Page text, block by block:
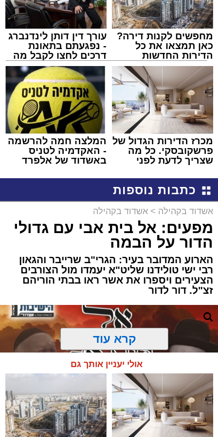
מחפשים לקנות דירה?
כאן תמצאו את כל
הדירות החדשות
למכירה באשדוד >>>
עורך דין דותן לינדנברג
- נפגעתם בתאונת
דרכים לחצו לקבל מה
שמגיע לכם
מכרז הדירות הגדול של
פרשקובסקי. כל מה
שצריך לדעת לפני
באשדוד
המלצה חמה להרשמה
- האקדמיה לטניס
באשדוד של אלפרד
כתבות נוספות
אשדוד בקהילה > אשדוד בקהילה
מפעים: אל בית אבי עם גדולי
הדור על הבמה
הארוע המדובר בעיר: הגרי"ב שרייבר והגאון
רבי ישי טולידנו שליט"א יעמדו מול הצורבים
הצעירים ויספרו את אשר ראו בבתי הוריהם
זצ"ל. דור לדור
קרא עוד
אולי יעניין אותך גם